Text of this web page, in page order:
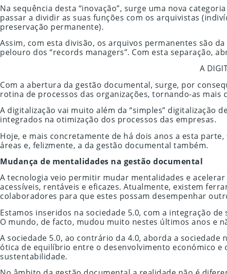
Na sequência desta “inovação”, surge uma nova
passar a dividir as suas funções com os arquivistas
preservação permanente).
Assim, com esta divisão, os arquivos permanentes são
pelouro dos “records managers”. Com esta separação,
A
Com a abertura da gestão documental, surge, por
rotina de processos das organizações, tornando-as mais
A digitalização vai muito além da “simples” digitalização
integrados na otimização dos processos das empresas.
Hoje, e mais concretamente de há dois anos a esta
áreas e, felizmente, a da gestão documental também.
Mudança de mentalidades na gestão documental
A tecnologia veio permitir mudar mentalidades e
acessíveis, rentáveis e eficazes. Atualmente, existem
colaboradores para que estes possam desempenhar
Estamos inseridos na sociedade 5.0, com a integração
O mundo, de facto, mudou muito nestes últimos anos e
A sociedade 5.0, ao contrário da 4.0, aborda a
ótica de equilíbrio entre o desenvolvimento económico
sustentabilidade.